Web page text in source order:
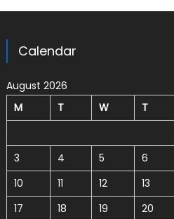
Calendar
August 2026
M
T W T
3
4 5 6
10
11 12 13
17
18 19 20